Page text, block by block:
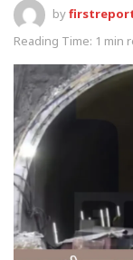
by
Reading Time: 1 min